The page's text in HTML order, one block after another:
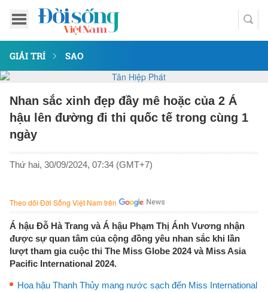
GIẢI TRÍ SAO
Nhan sắc xinh đẹp đầy mê hoặc của 2 Á
hậu lên đường đi thi quốc tế trong cùng 1
ngày
Thứ hai, 30/09/2024, 07:34 (GMT+7)
Theo dõi Đời Sống Việt Nam trên
Á hậu Đỗ Hà Trang và Á hậu Phạm Thị Ánh Vương nhận
được sự quan tâm của cộng đồng yêu nhan sắc khi lần
lượt tham gia cuộc thi The Miss Globe 2024 và Miss Asia
Pacific International 2024.
Hoa hậu Thanh Thủy mang nước sạch đến Miss International